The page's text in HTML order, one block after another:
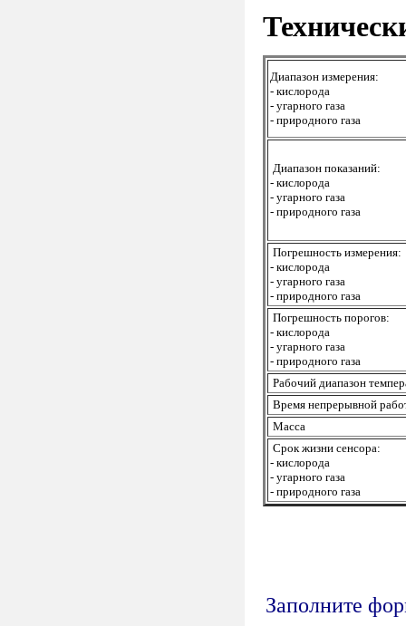
Диапазон измерения:
- кислорода
- угарного газа
- природного газа
Диапазон показаний:
- кислорода
- угарного газа
- природного газа
Погрешность измерения:
- кислорода
- угарного газа
- природного газа
Погрешность порогов:
- кислорода
- угарного газа
- природного газа
Рабочий диапазон
Время непрерывной
Масса
Срок жизни сенсора:
- кислорода
- угарного газа
- природного газа
Заполните